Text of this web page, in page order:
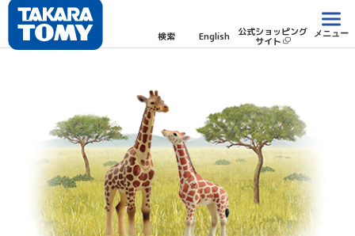
検索 English 公式ショッピング
サイト
メニュー